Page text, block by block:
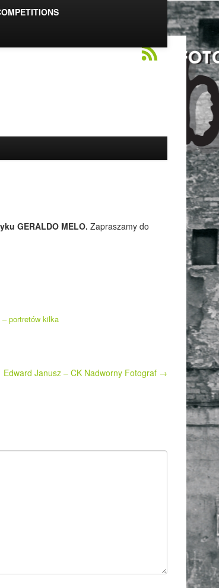
GERALDO MELO. Zapraszamy do
– portretów kilka
Edward Janusz – CK Nadworny Fotograf →